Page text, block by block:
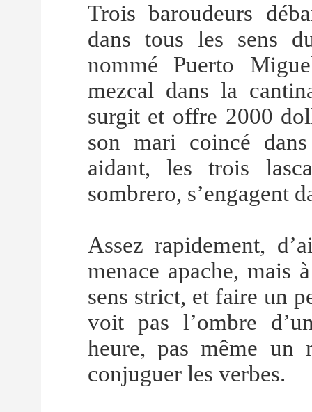
Trois baroudeurs
dans tous les sens
nommé Puerto
mezcal dans la
surgit et offre 2000
son mari coincé
aidant, les trois
sombrero, s’engagent
Assez rapidement,
menace apache, mais
sens strict, et faire un
voit pas l’ombre
heure, pas même un
conjuguer les verbes.